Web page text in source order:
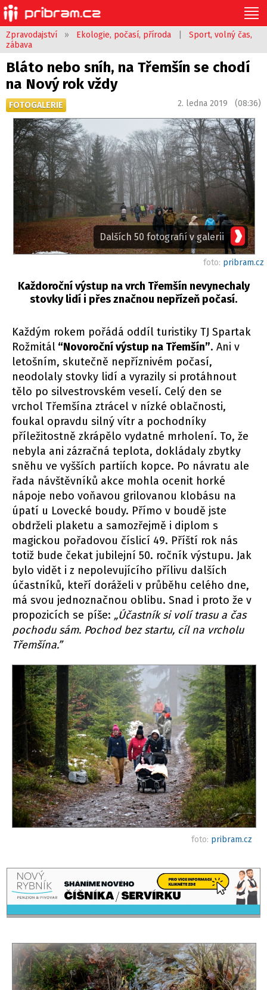
Zpravodajství » Ekologie, počasí, příroda
Sport, volný čas,
zábava
Bláto nebo sníh, na Třemšín se chodí
na Nový rok vždy
FOTOGALERIE 2. ledna 2019 (08:36)
Dalších 50 fotografií v galerii
foto: pribram.cz
Každoroční výstup na vrch Třemšín nevynechaly
stovky lidí i přes značnou nepřízeň počasí.
Každým rokem pořádá oddíl turistiky TJ Spartak
Rožmitál “Novoroční výstup na Třemšín”. Ani v
letošním, skutečně nepříznivém počasí,
neodolaly stovky lidí a vyrazily si protáhnout
tělo po silvestrovském veselí. Celý den se
vrchol Třemšína ztrácel v nízké oblačnosti,
foukal opravdu silný vítr a pochodníky
příležitostně zkrápělo vydatné mrholení. To, že
nebyla ani zázračná teplota, dokládaly zbytky
sněhu ve vyšších partiích kopce. Po návratu ale
řada návštěvníků akce mohla ocenit horké
nápoje nebo voňavou grilovanou klobásu na
úpatí u Lovecké boudy. Přímo v boudě jste
obdrželi plaketu a samozřejmě i diplom s
magickou pořadovou číslicí 49. Příští rok nás
totiž bude čekat jubilejní 50. ročník výstupu. Jak
bylo vidět i z nepolevujícího přílivu dalších
účastníků, kteří doráželi v průběhu celého dne,
má svou jednoznačnou oblibu. Snad i proto že v
propozicích se píše: „Účastník si volí trasu a čas
pochodu sám. Pochod bez startu, cíl na vrcholu
Třemšína.”
foto: pribram.cz